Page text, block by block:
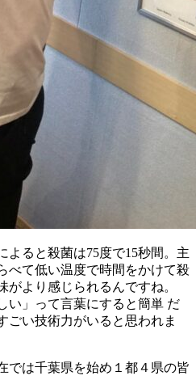
よると殺菌は75度で15秒間。主
べて低い温度で時間をかけて殺
より感じられるんですね。
い」って言葉にすると簡単 だ
ごい技術力がいると思われま
では千葉県を始め１都４県の皆